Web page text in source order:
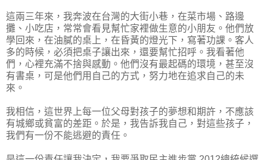
這兩三年來，我奔波在台灣的大街小巷，在菜市場、路邊
攤、小吃店，常常會看見幫忙家裡做生意的小朋友。他們放
學回來，在油膩的桌上，在昏黃的燈光下，寫著功課。客人
多的時候，必須把桌子讓出來，還要幫忙招呼。我看著他
們，心裡充滿不捨與感動。他們沒有最起碼的環境，甚至沒
有書桌，可是他們用自己的方式，努力地在追求自己的未
來。
我相信，這世界上每一位父母對孩子的夢想和期許，不應該
有城鄉或貧富的差距。於是，我告訴我自己，對這些孩子，
我們有一份不能逃避的責任。